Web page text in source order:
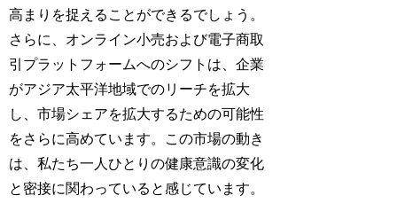
高まりを捉えることができるでしょう。
さらに、オンライン小売および電子商取
引プラットフォームへのシフトは、企業
がアジア太平洋地域でのリーチを拡大
し、市場シェアを拡大するための可能性
をさらに高めています。この市場の動き
は、私たち一人ひとりの健康意識の変化
と密接に関わっていると感じています。